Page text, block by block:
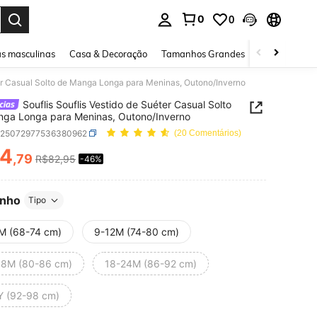
0 0
masculinas Casa & Decoração Tamanhos Grandes Joias e
Casual Solto de Manga Longa para Meninas, Outono/Inverno
Souflis Souflis Vestido de Suéter Casual Solto
Longa para Meninas, Outono/Inverno
(20 Comentários)
AND AVAILABILITY
,79 R$82,95 -46%
Tipo
(68-74 cm) 9-12M (74-80 cm)
(80-86 cm) 18-24M (86-92 cm)
(92-98 cm)